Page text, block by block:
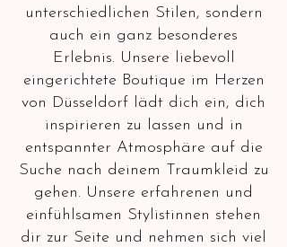
unterschiedlichen Stilen, sondern
auch ein ganz besonderes
Erlebnis. Unsere liebevoll
eingerichtete Boutique im Herzen
von Düsseldorf lädt dich ein, dich
inspirieren zu lassen und in
entspannter Atmosphäre auf die
Suche nach deinem Traumkleid zu
gehen. Unsere erfahrenen und
einfühlsamen Stylistinnen stehen
dir zur Seite und nehmen sich viel